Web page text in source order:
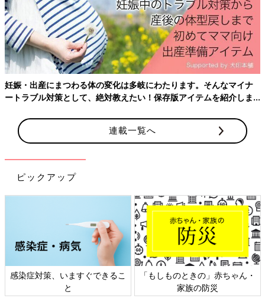
妊娠・出産にまつわる体の変化は多岐にわたります。そんなマイナ
ートラブル対策として、絶対教えたい！保存版アイテムを紹介しま
連載一覧へ
ピックアップ
感染症対策、いますぐできるこ
と
「もしものときの」赤ちゃん・
家族の防災